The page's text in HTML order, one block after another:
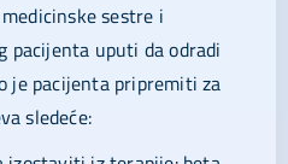
sestre i
pacijenta uputi da odradi
je pacijenta pripremiti za
sledeće: